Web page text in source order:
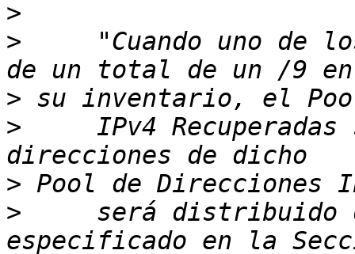
>
>
"Cuando uno de
>
>
IPv4 Recuperadas
>
>
será distribuido